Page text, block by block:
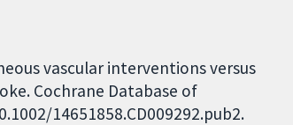
vascular interventions versus
Cochrane Database of
14651858.CD009292.pub2.